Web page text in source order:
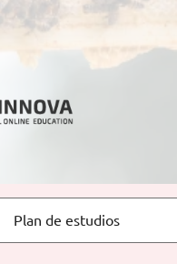
Plan de estudios